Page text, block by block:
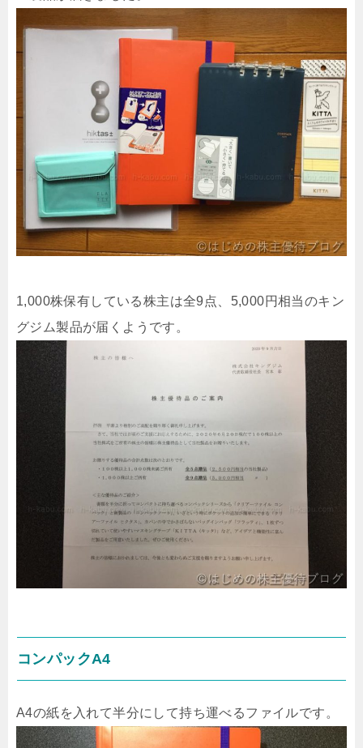
1,000株保有している株主は全9点、5,000円相当のキン
グジム製品が届くようです。
コンパックA4
A4の紙を入れて半分にして持ち運べるファイルです。